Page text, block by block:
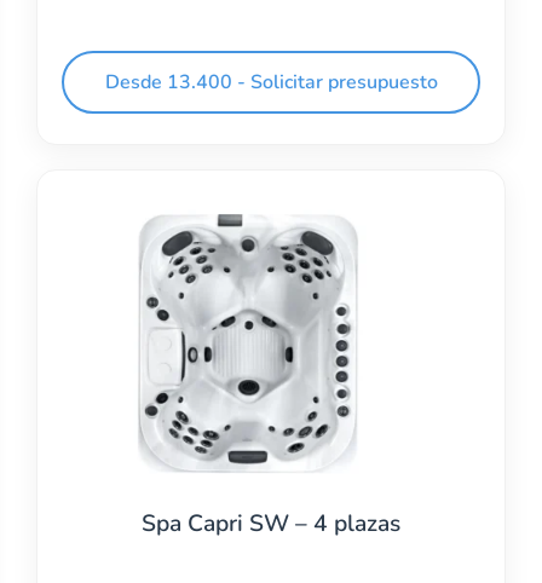
Desde 13.400 - Solicitar presupuesto
Spa Capri SW – 4 plazas